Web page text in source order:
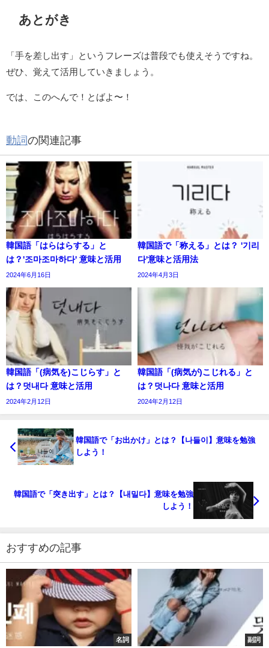
あとがき
「手を差し出す」というフレーズは普段でも使えそうですね。
ぜひ、覚えて活用していきましょう。
では、このへんで！とばよ〜！
動詞の関連記事
韓国語「はらはらする」と
は？'조마조마하다' 意味と活用
2024年6月16日
韓国語で「称える」とは？ '기리
다'意味と活用法
2024年4月3日
韓国語「(病気を)こじらす」と
は？덧내다 意味と活用
2024年2月12日
韓国語「(病気が)こじれる」と
は？덧나다 意味と活用
2024年2月12日
韓国語で「お出かけ」とは？【나들이】意味を勉強
しよう！
韓国語で「突き出す」とは？【내밀다】意味を勉強
しよう！
おすすめの記事
名詞 副詞